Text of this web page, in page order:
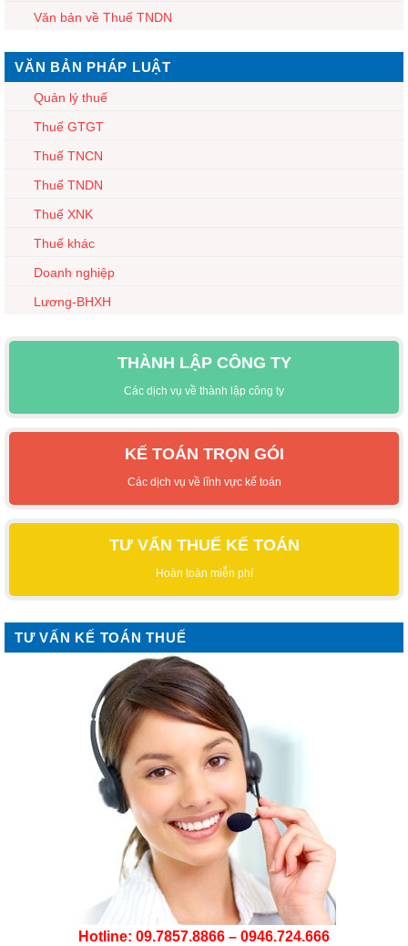
Văn bản về Thuế TNDN
VĂN BẢN PHÁP LUẬT
Quản lý thuế
Thuế GTGT
Thuế TNCN
Thuế TNDN
Thuế XNK
Thuế khác
Doanh nghiệp
Lương-BHXH
THÀNH LẬP CÔNG TY
Các dịch vụ về thành lập công ty
KẾ TOÁN TRỌN GÓI
Các dịch vụ về lĩnh vực kế toán
TƯ VẤN THUẾ KẾ TOÁN
Hoàn toàn miễn phí
TƯ VẤN KẾ TOÁN THUẾ
Hotline: 09.7857.8866 – 0946.724.666